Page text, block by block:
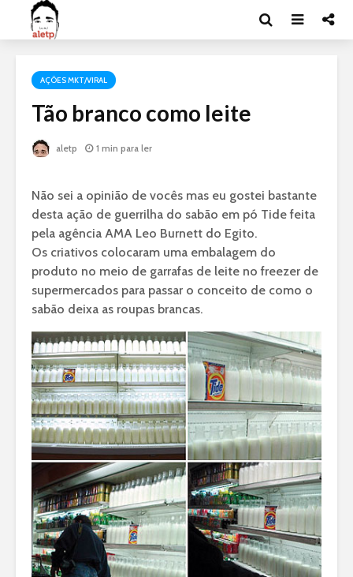
AÇÕES MKT/VIRAL
Tão branco como leite
aletp 1 min para ler
Não sei a opinião de vocês mas eu gostei bastante
desta ação de guerrilha do sabão em pó Tide feita
pela agência AMA Leo Burnett do Egito.
Os criativos colocaram uma embalagem do
produto no meio de garrafas de leite no freezer de
supermercados para passar o conceito de como o
sabão deixa as roupas brancas.